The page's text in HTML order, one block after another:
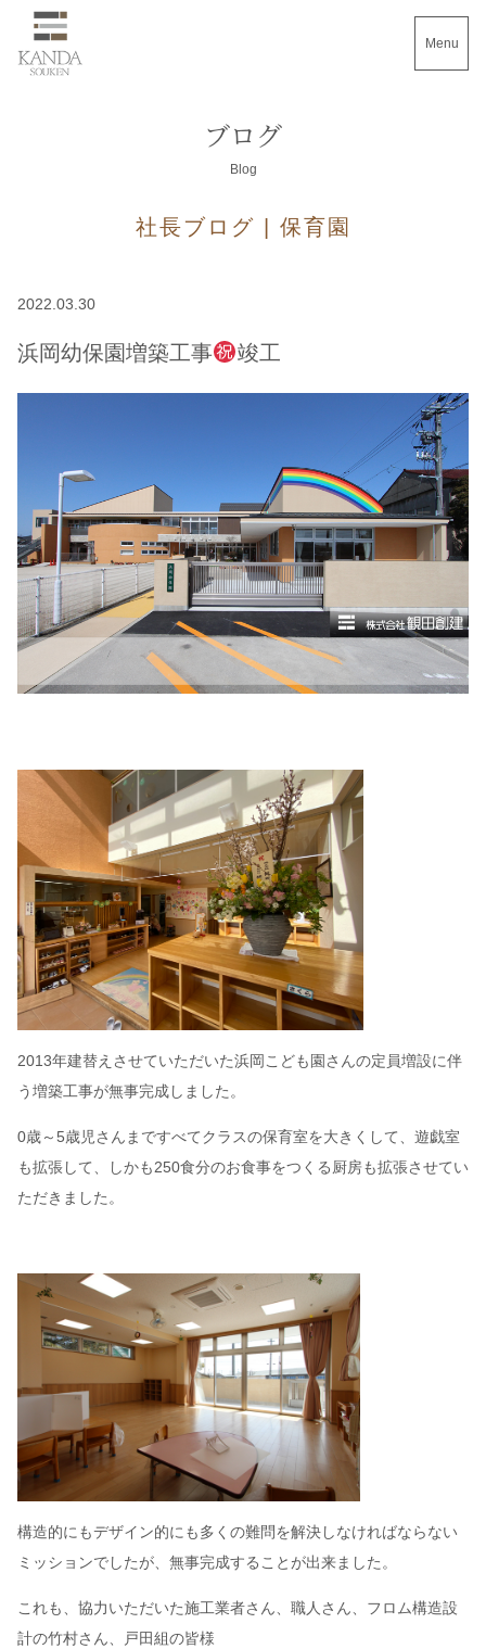
Menu
ブログ
Blog
社長ブログ | 保育園
2022.03.30
浜岡幼保園増築工事 竣工
2013年建替えさせていただいた浜岡こども園さんの定員増設に伴
う増築工事が無事完成しました。
0歳～5歳児さんまですべてクラスの保育室を大きくして、遊戯室
も拡張して、しかも250食分のお食事をつくる厨房も拡張させてい
ただきました。
構造的にもデザイン的にも多くの難問を解決しなければならない
ミッションでしたが、無事完成することが出来ました。
これも、協力いただいた施工業者さん、職人さん、フロム構造設
計の竹村さん、戸田組の皆様